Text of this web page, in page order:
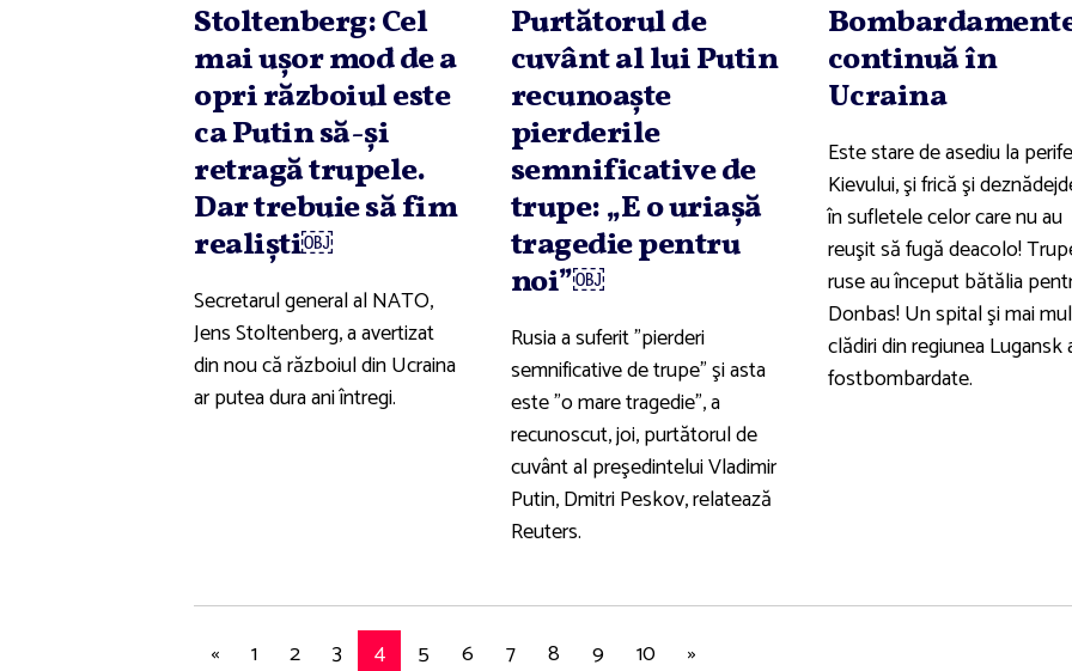
Stoltenberg: Cel
mai uşor mod de a
opri războiul este
ca Putin să-şi
retragă trupele.
Dar trebuie să fim
realişti￼
Secretarul general al NATO,
Jens Stoltenberg, a avertizat
din nou că războiul din Ucraina
ar putea dura ani întregi.
Purtătorul de
cuvânt al lui Putin
recunoaşte
pierderile
semnificative de
trupe: „E o uriaşă
tragedie pentru
noi”￼
Rusia a suferit "pierderi
semnificative de trupe" şi asta
este "o mare tragedie", a
recunoscut, joi, purtătorul de
cuvânt al preşedintelui Vladimir
Putin, Dmitri Peskov, relatează
Reuters.
continuă în
Ucraina
Este stare de asediu la
Kievului, şi frică şi
în sufletele celor care nu au
reuşit să fugă deacolo!
ruse au început bătălia
Donbas! Un spital şi mai
clădiri din regiunea Lugansk
fostbombardate.
« 1 2 3 4 5 6 7 8 9 10 »